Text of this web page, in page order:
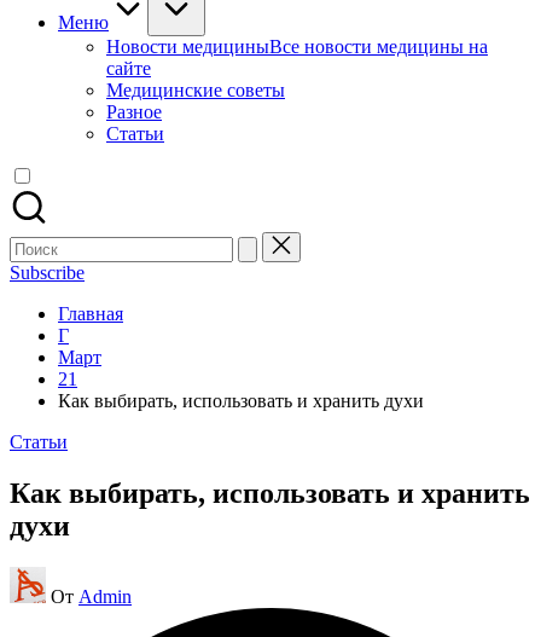
Меню
Новости медициныВсе новости медицины на
сайте
Медицинские советы
Разное
Статьи
Поиск
для:
Subscribe
Главная
Г
Март
21
Как выбирать, использовать и хранить духи
Опубликовано
Статьи
Как выбирать, использовать и хранить
духи
Запись
от
От Admin